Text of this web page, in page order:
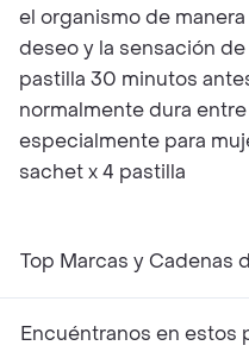
el organismo de
deseo y la sensación de
pastilla 30 minutos
normalmente dura
especialmente para
sachet x 4 pastilla
Top Marcas y Cadenas
Encuéntranos en estos